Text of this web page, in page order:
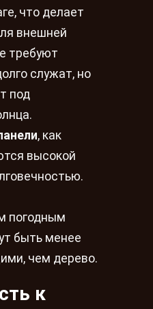
что делает
внешней
требуют
служат, но
под
, как
высокой
погодным
быть менее
чем дерево.
к